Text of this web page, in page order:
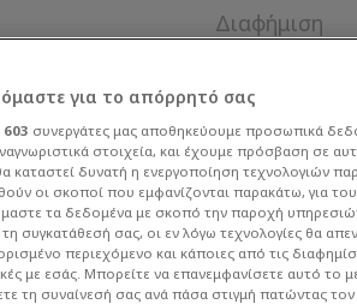
για το απόρρητό σας
603 συνεργάτες μας αποθηκεύουμε προσωπικά
στοιχεία, και έχουμε πρόσβαση σε
καταστεί δυνατή η ενεργοποίηση τεχνολογιών
οι σκοποί που εμφανίζονται παρακάτω, για
τα δεδομένα με σκοπό την παροχή
συγκατάθεσή σας, οι εν λόγω τεχνολογίες θα
περιεχόμενο και κάποιες από τις
με εσάς. Μπορείτε να επανεμφανίσετε αυτό το
τη συναίνεσή σας ανά πάσα στιγμή πατώντας